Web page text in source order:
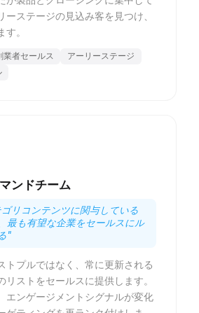
ーステージの見込み客を見つけ、
。
業者セールス
アーリーステージ
ンドチーム
リコンテンツに関与している
最も有望な企業をセールスにル
"
トプルではなく、常に更新される
リストをセールスに提供します。
エンゲージメントシグナルが変化